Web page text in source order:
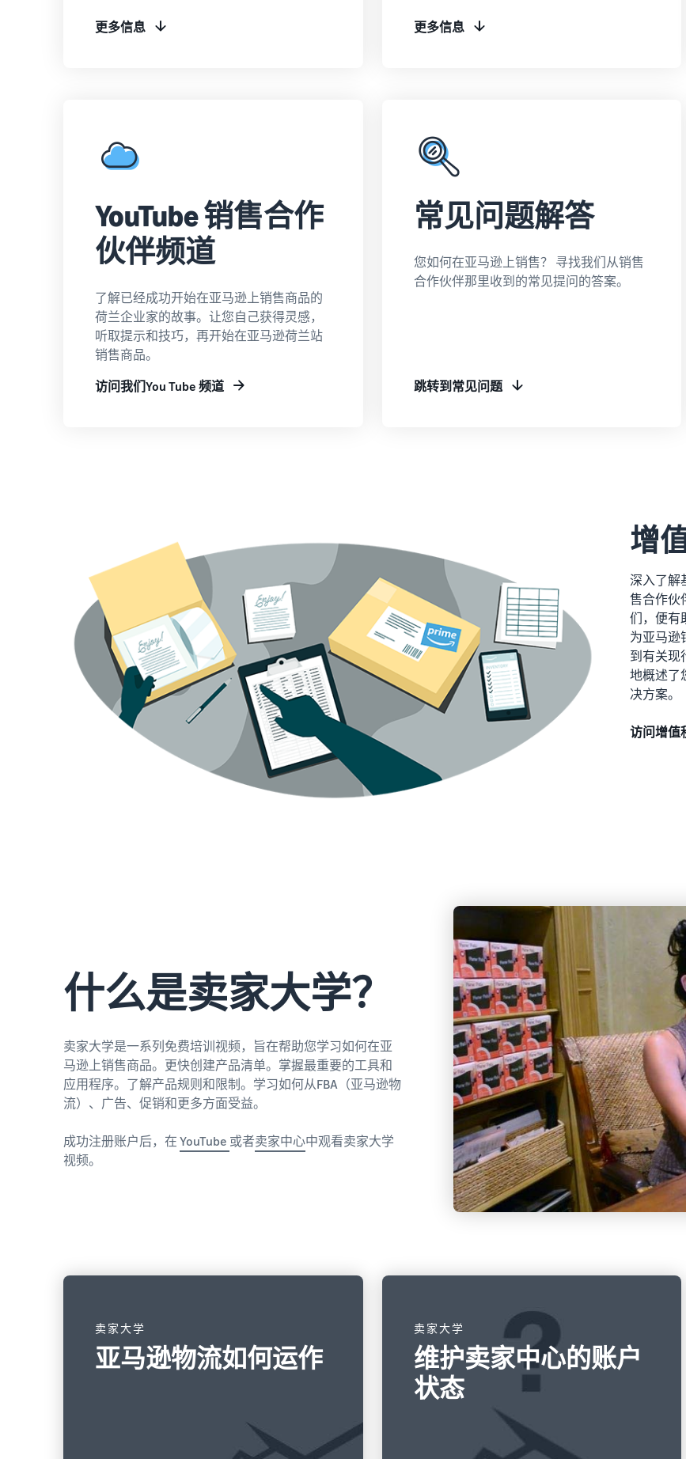
更多信息 更多信息
YouTube 销售合作
伙伴频道
了解已经成功开始在亚马逊上销售商品的
荷兰企业家的故事。让您自己获得灵感，
听取提示和技巧，再开始在亚马逊荷兰站
销售商品。
访问我们You Tube 频道
常见问题解答
您如何在亚马逊上销售？ 寻找我们从销售
合作伙伴那里收到的常见提问的答案。
跳转到常见问题
增
深入了解
售合作伙
们，便有
为亚马逊
到有关现
地概述了
决方案。
访问增值
什么是卖家大学？
卖家大学是一系列免费培训视频，旨在帮助您学习如何在亚
马逊上销售商品。更快创建产品清单。掌握最重要的工具和
应用程序。了解产品规则和限制。学习如何从FBA（亚马逊物
流）、广告、促销和更多方面受益。
成功注册账户后，在 YouTube 或者卖家中心中观看卖家大学
视频。
卖家大学
亚马逊物流如何运作
卖家大学
维护卖家中心的账户
状态